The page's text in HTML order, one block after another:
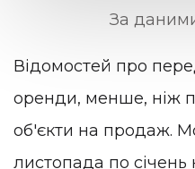
За
Відомостей про
оренди, менше, ніж
об'єкти на продаж.
листопада по січень